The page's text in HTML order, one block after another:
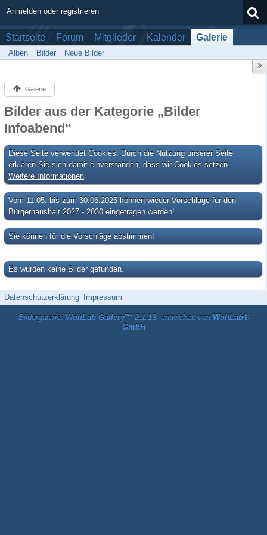
Anmelden oder registrieren
Startseite Forum Mitglieder Kalender Galerie
Alben Bilder Neue Bilder
Galerie
Bilder aus der Kategorie „Bilder
Infoabend“
Diese Seite verwendet Cookies. Durch die Nutzung unserer Seite
erklären Sie sich damit einverstanden, dass wir Cookies setzen.
Weitere Informationen
Vom 11.05. bis zum 30.06.2025 können wieder Vorschläge für den
Bürgerhaushalt 2027 - 2030 eingetragen werden!
Sie können für die Vorschläge abstimmen!
Es wurden keine Bilder gefunden.
Datenschutzerklärung Impressum
Bildergalerie: WoltLab Gallery™ 2.1.13, entwickelt von WoltLab®
GmbH